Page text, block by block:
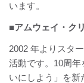
います。
■アムウェイ・ク
2002 年よりスタ
活動です。10周
いにしよう」を新